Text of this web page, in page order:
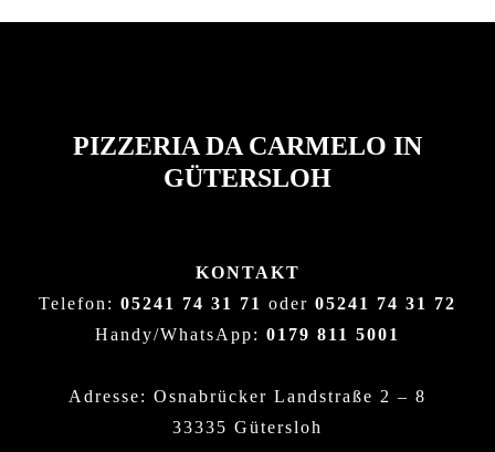
PIZZERIA DA CARMELO IN
GÜTERSLOH
KONTAKT
Telefon: 05241 74 31 71 oder 05241 74 31 72
Handy/WhatsApp: 0179 811 5001
Adresse: Osnabrücker Landstraße 2 – 8
33335 Gütersloh